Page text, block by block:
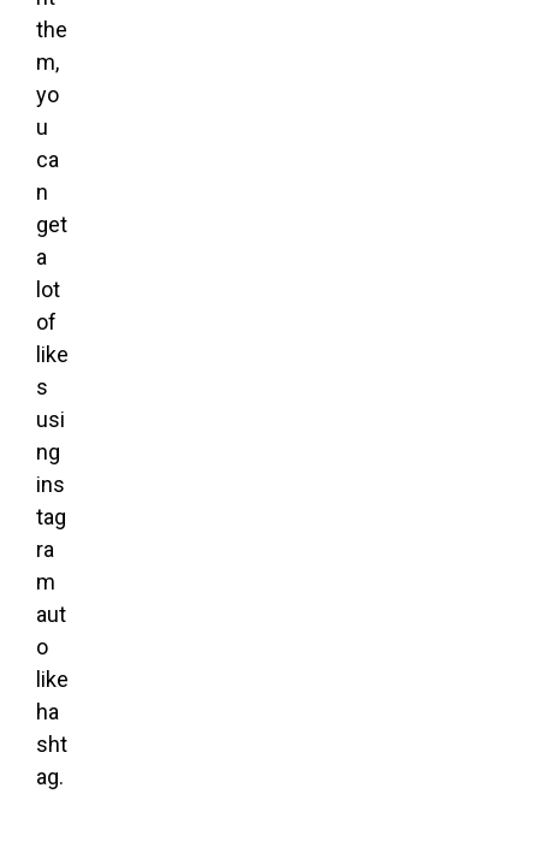
the
m,
yo
u
ca
n
get
a
lot
of
like
s
usi
ng
ins
tag
ra
m
aut
o
like
ha
sht
ag.